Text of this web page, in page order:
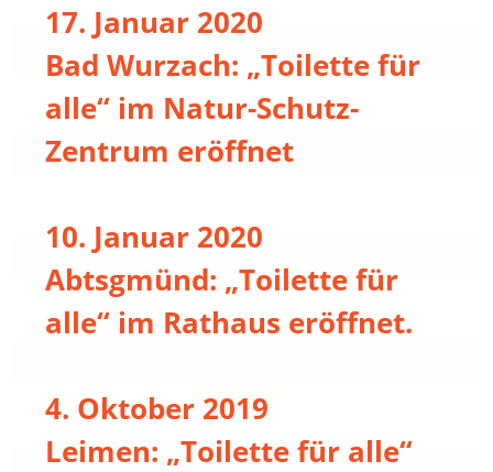
17. Januar 2020
Bad Wurzach: „Toilette für
alle“ im Natur-Schutz-
Zentrum eröffnet
10. Januar 2020
Abtsgmünd: „Toilette für
alle“ im Rathaus eröffnet.
4. Oktober 2019
Leimen: „Toilette für alle“